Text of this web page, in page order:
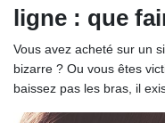
ligne : que
Vous avez acheté sur un
bizarre ? Ou vous êtes
baissez pas les bras, il